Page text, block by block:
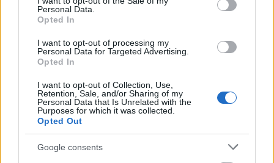
Personal Data.
Opted In
I want to opt-out of processing my
Personal Data for Targeted Advertising.
Opted In
I want to opt-out of Collection, Use,
Retention, Sale, and/or Sharing of my
Personal Data that Is Unrelated with the
Purposes for which it was collected.
Opted Out
Google consents
rendezésében, Szikla Adolf vezényletével. 1922.
december 7-én az Operaház által üzemeltetett
tizennégyszer ment. Az egyik 1923-as előadáson
lépet először operaszínpadra Székely Mihály a
Remeteként.